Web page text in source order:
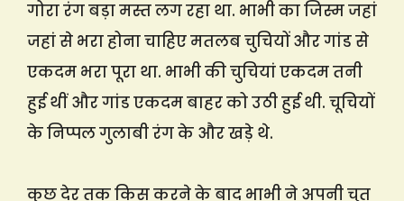
गोरा रंग बड़ा मस्त लग रहा था. भाभी का जिस्म जहां
जहां से भरा होना चाहिए मतलब चुचियों और गांड से
एकदम भरा पूरा था. भाभी की चुचियां एकदम तनी
हुई थीं और गांड एकदम बाहर को उठी हुई थी. चूचियों
के निप्पल गुलाबी रंग के और खड़े थे.
कुछ देर तक किस करने के बाद भाभी ने अपनी चुत